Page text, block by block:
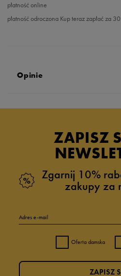
płatność online
płatność odroczona Kup teraz zapłać za
Opinie
ZAPISZ
Zgarnij 10%
zakupy za
Adres e-mail
Oferta damska
ZAPISZ